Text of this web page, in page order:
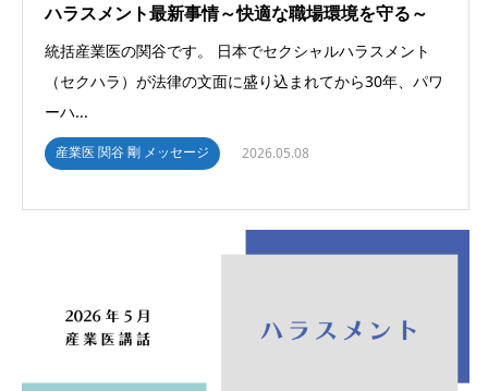
ハラスメント最新事情～快適な職場環境を守る～
統括産業医の関谷です。 日本でセクシャルハラスメント
（セクハラ）が法律の文面に盛り込まれてから30年、パワ
ーハ...
産業医 関谷 剛 メッセージ 2026.05.08